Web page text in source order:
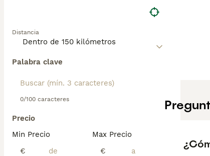
Distancia
Palabra clave
0/100 caracteres
Precio
Min Precio
€
Max Precio
€